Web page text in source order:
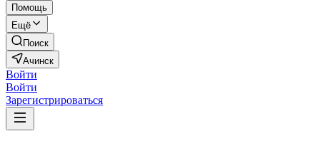
Помощь
Ещё
Поиск
Ачинск
Войти
Войти
Зарегистрироваться